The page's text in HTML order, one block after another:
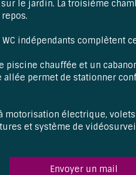
le jardin. La troisième
indépendants complètent
piscine chauffée et un
allée permet de stationner
motorisation électrique,
et système de
Envoyer un mail